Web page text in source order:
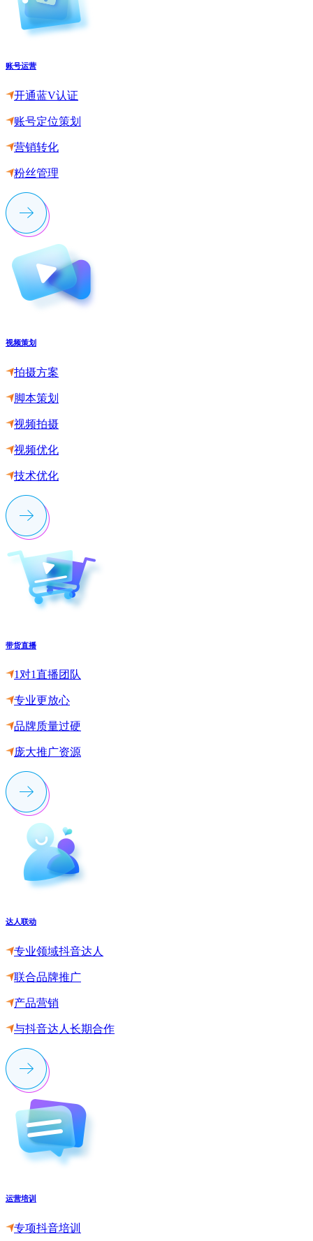
账号运营
开通蓝V认证
账号定位策划
营销转化
粉丝管理
视频策划
拍摄方案
脚本策划
视频拍摄
视频优化
技术优化
带货直播
1对1直播团队
专业更放心
品牌质量过硬
庞大推广资源
达人联动
专业领域抖音达人
联合品牌推广
产品营销
与抖音达人长期合作
运营培训
专项抖音培训